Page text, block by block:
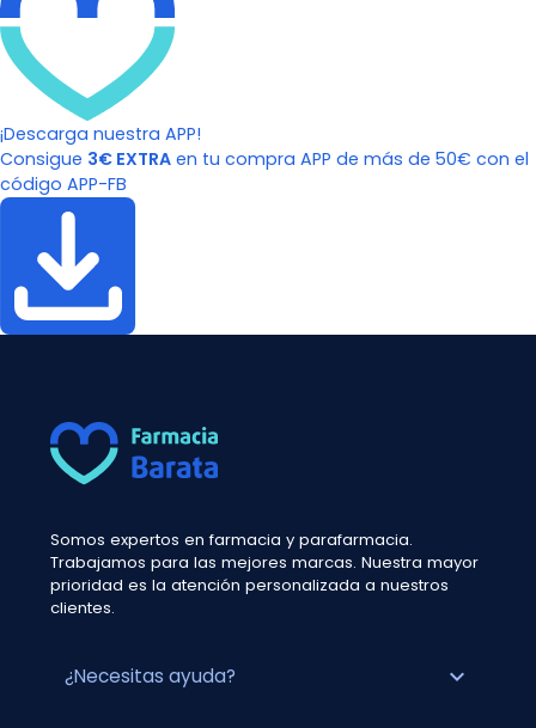
¡Descarga nuestra APP!
Consigue 3€ EXTRA en tu compra APP de más de 50€ con el
código APP-FB
Somos expertos en farmacia y parafarmacia.
Trabajamos para las mejores marcas. Nuestra mayor
prioridad es la atención personalizada a nuestros
clientes.
¿Necesitas ayuda? expand_more